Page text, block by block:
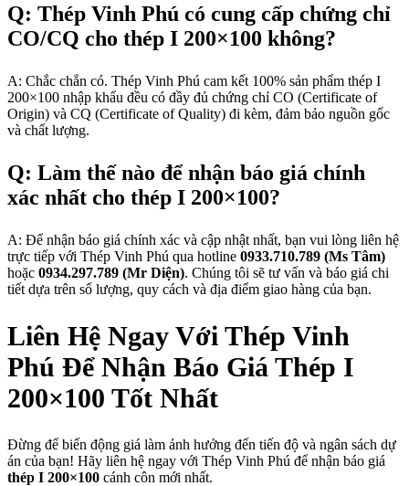
Q: Thép Vinh Phú có cung cấp chứng chỉ
CO/CQ cho thép I 200×100 không?
A: Chắc chắn có. Thép Vinh Phú cam kết 100% sản phẩm thép I
200×100 nhập khẩu đều có đầy đủ chứng chỉ CO (Certificate of
Origin) và CQ (Certificate of Quality) đi kèm, đảm bảo nguồn gốc
và chất lượng.
Q: Làm thế nào để nhận báo giá chính
xác nhất cho thép I 200×100?
A: Để nhận báo giá chính xác và cập nhật nhất, bạn vui lòng liên hệ
trực tiếp với Thép Vinh Phú qua hotline 0933.710.789 (Ms Tâm)
hoặc 0934.297.789 (Mr Diện). Chúng tôi sẽ tư vấn và báo giá chi
tiết dựa trên số lượng, quy cách và địa điểm giao hàng của bạn.
Liên Hệ Ngay Với Thép Vinh
Phú Để Nhận Báo Giá Thép I
200×100 Tốt Nhất
Đừng để biến động giá làm ảnh hưởng đến tiến độ và ngân sách dự
án của bạn! Hãy liên hệ ngay với Thép Vinh Phú để nhận báo giá
thép I 200×100 cánh côn mới nhất.